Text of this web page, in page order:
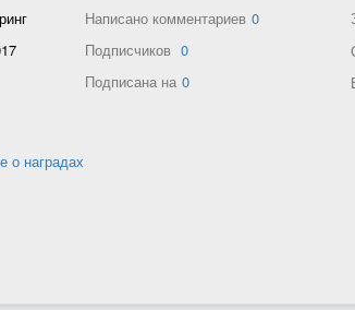
Написано комментариев 0
Подписчиков 0
Подписана на 0
о наградах